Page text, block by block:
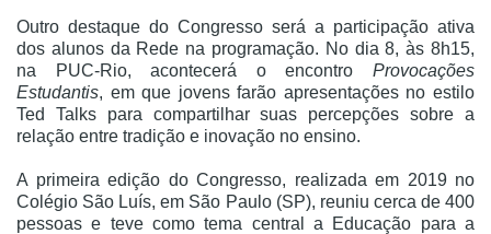
Outro destaque do Congresso será a participação ativa
dos alunos da Rede na programação. No dia 8, às 8h15,
na PUC-Rio, acontecerá o encontro Provocações
Estudantis, em que jovens farão apresentações no estilo
Ted Talks para compartilhar suas percepções sobre a
relação entre tradição e inovação no ensino.
A primeira edição do Congresso, realizada em 2019 no
Colégio São Luís, em São Paulo (SP), reuniu cerca de 400
pessoas e teve como tema central a Educação para a